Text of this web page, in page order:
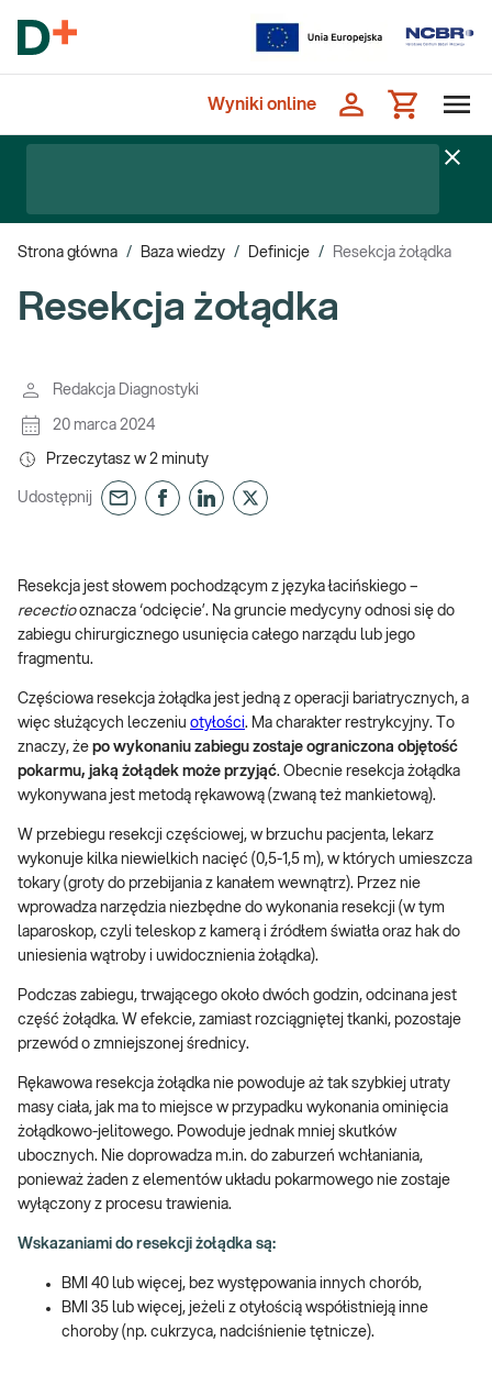
Wyniki online
Strona główna / Baza wiedzy / Definicje / Resekcja żołądka
Resekcja żołądka
Redakcja Diagnostyki
20 marca 2024
Przeczytasz w 2 minuty
Udostępnij
Resekcja jest słowem pochodzącym z języka łacińskiego –
recectiooznacza ‘odcięcie’. Na gruncie medycyny odnosi się do
zabiegu chirurgicznego usunięcia całego narządu lub jego
fragmentu.
Częściowa resekcja żołądka jest jedną z operacji bariatrycznych, a
więc służących leczeniu otyłości. Ma charakter restrykcyjny. To
znaczy, że po wykonaniu zabiegu zostaje ograniczona objętość
pokarmu, jaką żołądek może przyjąć. Obecnie resekcja żołądka
wykonywana jest metodą rękawową (zwaną też mankietową).
W przebiegu resekcji częściowej, w brzuchu pacjenta, lekarz
wykonuje kilka niewielkich nacięć (0,5-1,5 m), w których umieszcza
tokary (groty do przebijania z kanałem wewnątrz). Przez nie
wprowadza narzędzia niezbędne do wykonania resekcji (w tym
laparoskop, czyli teleskop z kamerą i źródłem światła oraz hak do
uniesienia wątroby i uwidocznienia żołądka).
Podczas zabiegu, trwającego około dwóch godzin, odcinana jest
część żołądka. W efekcie, zamiast rozciągniętej tkanki, pozostaje
przewód o zmniejszonej średnicy.
Rękawowa resekcja żołądka nie powoduje aż tak szybkiej utraty
masy ciała, jak ma to miejsce w przypadku wykonania ominięcia
żołądkowo-jelitowego. Powoduje jednak mniej skutków
ubocznych. Nie doprowadza m.in. do zaburzeń wchłaniania,
ponieważ żaden z elementów układu pokarmowego nie zostaje
wyłączony z procesu trawienia.
Wskazaniami do resekcji żołądka są:
BMI 40 lub więcej, bez występowania innych chorób,
BMI 35 lub więcej, jeżeli z otyłością współistnieją inne
choroby (np. cukrzyca, nadciśnienie tętnicze).